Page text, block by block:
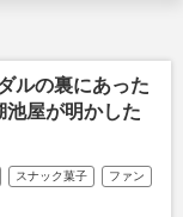
ルの裏にあった
池屋が明かした
スナック菓子 ファン